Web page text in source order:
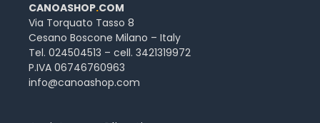
CANOASHOP.COM
Via Torquato Tasso 8
Cesano Boscone Milano – Italy
Tel. 024504513 – cell. 3421319972
P.IVA 06746760963
info@canoashop.com